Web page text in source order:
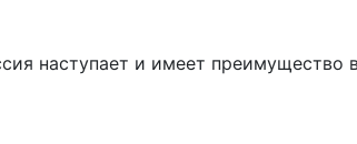
наступает и имеет преимущество